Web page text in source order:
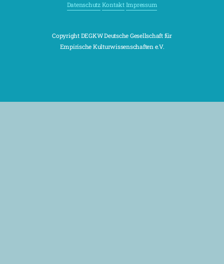
DatenschutzKontaktImpressum
Copyright DEGKW Deutsche Gesellschaft für
Empirische Kulturwissenschaften e.V.